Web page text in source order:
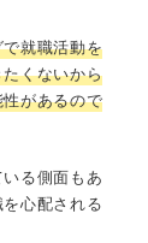
就職活動を
くないから
があるので
る側面もあ
心配される